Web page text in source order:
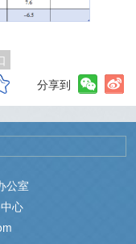
分享到
公室
心